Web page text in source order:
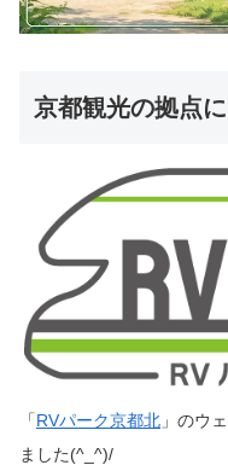
京都観光の拠点に
「RVパーク京都北 」のウ
ました(^_^)/